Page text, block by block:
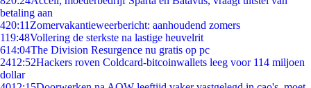
betaling aan
420:11 Zomervakantieweerbericht: aanhoudend zomers
119:48Vollering de sterkste na lastige heuvelrit
614:04The Division Resurgence nu gratis op pc
2412:52Hackers roven Coldcard-bitcoinwallets leeg voor 114 miljoen
dollar